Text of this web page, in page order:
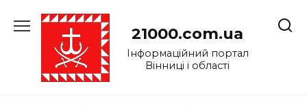
до
21000.com.ua
Інформаційний портал
Вінниці і області